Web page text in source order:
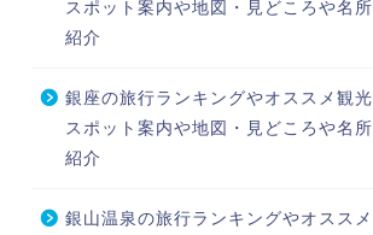
スポット案内や地図・見どころや名所
紹介
銀座の旅行ランキングやオススメ観光
スポット案内や地図・見どころや名所
紹介
銀山温泉の旅行ランキングやオススメ